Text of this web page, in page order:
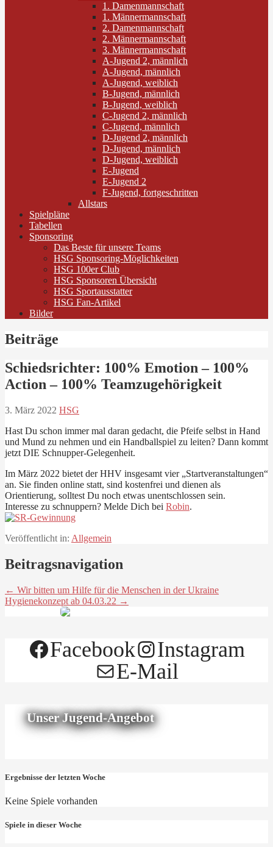
1. Damenmannschaft
1. Männermannschaft
2. Damenmannschaft
2. Männermannschaft
3. Männermannschaft
A-Jugend 2, männlich
A-Jugend, männlich
A-Jugend, weiblich
B-Jugend, männlich
B-Jugend, weiblich
C-Jugend 2, männlich
C-Jugend, männlich
D-Jugend 2, männlich
D-Jugend, männlich
D-Jugend, weiblich
E-Jugend
E-Jugend 2
F-Jugend, fortgeschritten
Allstars
Spielpläne
Tabellen
Sponsoring
Das Beste für unsere Teams
HSG Sponsoring-Möglichkeiten
HSG 100er Club
HSG Sponsoren Übersicht
HSG Sportausstatter
HSG Fan-Artikel
Bilder
Beiträge
Schiedsrichter: 100% Emotion – 100%
Action – 100% Teamzugehörigkeit
3. März 2022 HSG
Hast Du schon immer mal daran gedacht, die Pfeife selbst in Hand
und Mund zu nehmen und ein Handballspiel zu leiten? Dann kommt
jetzt DIE Schnupper-Gelegenheit.
Im März 2022 bietet der HHV insgesamt vier „Startveranstaltungen“
an. Sie finden online statt, sind kostenfrei und dienen als
Orientierung, solltest Du noch etwas unentschlossen sein.
Interesse zu schnuppern? Melde Dich bei Robin.
Veröffentlicht in: Allgemein
Beitragsnavigation
← Wir bitten um Hilfe für die Menschen in der Ukraine
Hygienekonzept ab 04.03.22 →
Facebook
Instagram
E-Mail
Unser Jugend-Angebot
Ergebnisse der letzten Woche
Keine Spiele vorhanden
Spiele in dieser Woche